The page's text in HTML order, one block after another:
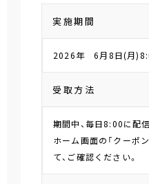
実施期間
2026年 6月8日(月
受取方法
期間中、毎日8:00に配
ホーム画面の「クーポ
て、ご確認ください。